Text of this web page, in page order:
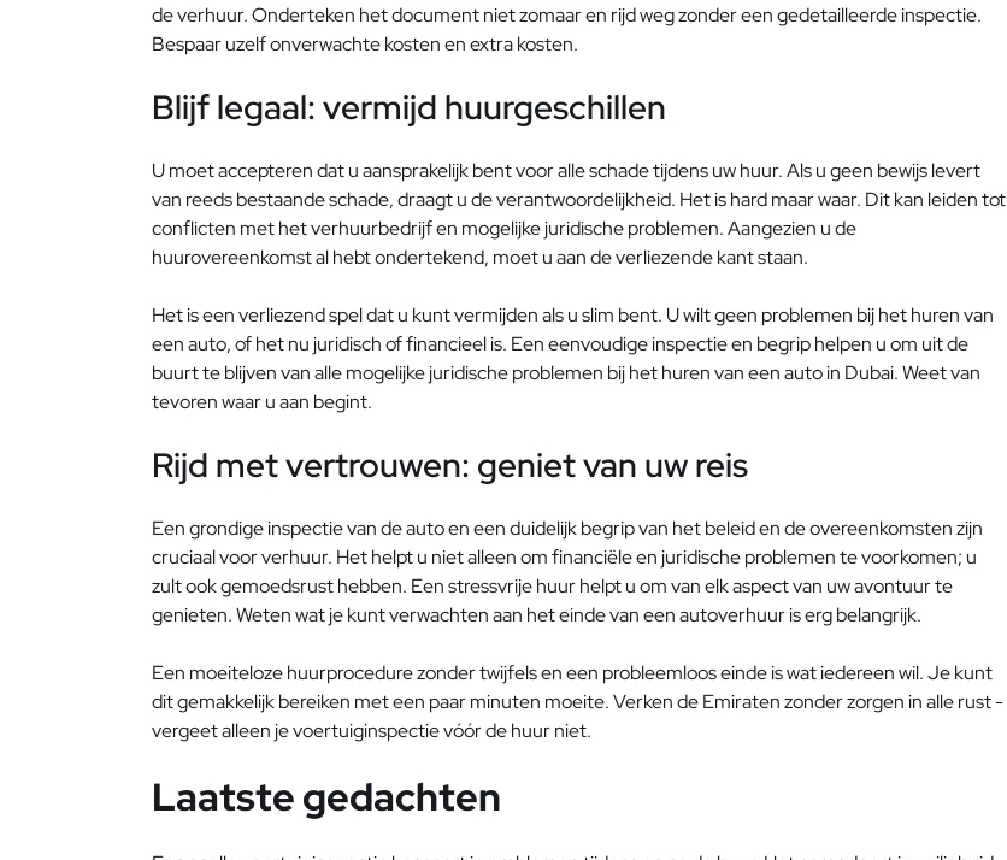
de verhuur. Onderteken het document niet zomaar en rijd weg zonder een gedetailleerde inspectie.
Bespaar uzelf onverwachte kosten en extra kosten.
Blijf legaal: vermijd huurgeschillen
U moet accepteren dat u aansprakelijk bent voor alle schade tijdens uw huur. Als u geen bewijs levert
van reeds bestaande schade, draagt ​​u de verantwoordelijkheid. Het is hard maar waar. Dit kan leiden tot
conflicten met het verhuurbedrijf en mogelijke juridische problemen. Aangezien u de
huurovereenkomst al hebt ondertekend, moet u aan de verliezende kant staan.
Het is een verliezend spel dat u kunt vermijden als u slim bent. U wilt geen problemen bij het huren van
een auto, of het nu juridisch of financieel is. Een eenvoudige inspectie en begrip helpen u om uit de
buurt te blijven van alle mogelijke juridische problemen bij het huren van een auto in Dubai. Weet van
tevoren waar u aan begint.
Rijd met vertrouwen: geniet van uw reis
Een grondige inspectie van de auto en een duidelijk begrip van het beleid en de overeenkomsten zijn
cruciaal voor verhuur. Het helpt u niet alleen om financiële en juridische problemen te voorkomen; u
zult ook gemoedsrust hebben. Een stressvrije huur helpt u om van elk aspect van uw avontuur te
genieten. Weten wat je kunt verwachten aan het einde van een autoverhuur is erg belangrijk.
Een moeiteloze huurprocedure zonder twijfels en een probleemloos einde is wat iedereen wil. Je kunt
dit gemakkelijk bereiken met een paar minuten moeite. Verken de Emiraten zonder zorgen in alle rust -
vergeet alleen je voertuiginspectie vóór de huur niet.
Laatste gedachten